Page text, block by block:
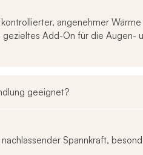
angenehmer
gezieltes Add-On für die Augen-
geeignet?
nachlassender Spannkraft,